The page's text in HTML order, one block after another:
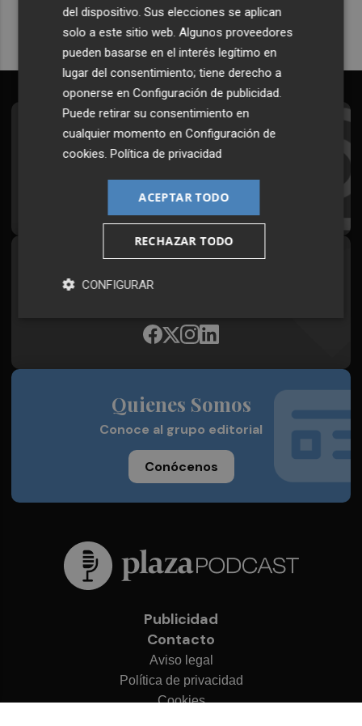
Suscríbete al Boletín
Todos los días a primera hora en tu email
¡Quiero suscribirme!
Plaza Podcast, desde cualquier medio
Quienes Somos
Conoce al grupo editorial
Conócenos
Publicidad
Contacto
Aviso legal
Política de privacidad
Cookies
del dispositivo. Sus elecciones se aplican
solo a este sitio web. Algunos proveedores
pueden basarse en el interés legítimo en
lugar del consentimiento; tiene derecho a
oponerse enConfiguración de publicidad
Puede retirar su consentimiento en
cualquier momento enConfiguración de
cookies .Política de privacidad
ACEPTAR TODO
RECHAZAR TODO
CONFIGURAR